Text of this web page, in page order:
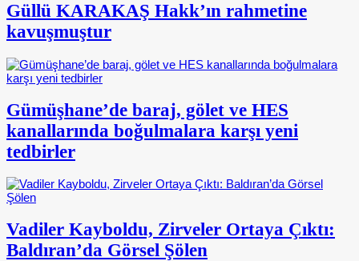
Güllü KARAKAŞ Hakk’ın rahmetine
kavuşmuştur
Gümüşhane’de baraj, gölet ve HES
kanallarında boğulmalara karşı yeni
tedbirler
Vadiler Kayboldu, Zirveler Ortaya Çıktı:
Baldıran’da Görsel Şölen